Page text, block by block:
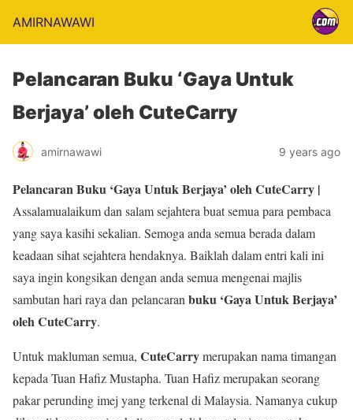
AMIRNAWAWI
Pelancaran Buku ‘Gaya Untuk
Berjaya’ oleh CuteCarry
amirnawawi 9 years ago
Pelancaran Buku ‘Gaya Untuk Berjaya’ oleh CuteCarry |
Assalamualaikum dan salam sejahtera buat semua para pembaca
yang saya kasihi sekalian. Semoga anda semua berada dalam
keadaan sihat sejahtera hendaknya. Baiklah dalam entri kali ini
saya ingin kongsikan dengan anda semua mengenai majlis
sambutan hari raya dan pelancaran buku ‘Gaya Untuk Berjaya’
oleh CuteCarry.
Untuk makluman semua, CuteCarrymerupakan nama timangan
kepada Tuan Hafiz Mustapha. Tuan Hafiz merupakan seorang
pakar perunding imej yang terkenal di Malaysia. Namanya cukup